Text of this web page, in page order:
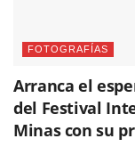
FOTOGRAFÍAS
Arranca el
del Festival
Minas con su